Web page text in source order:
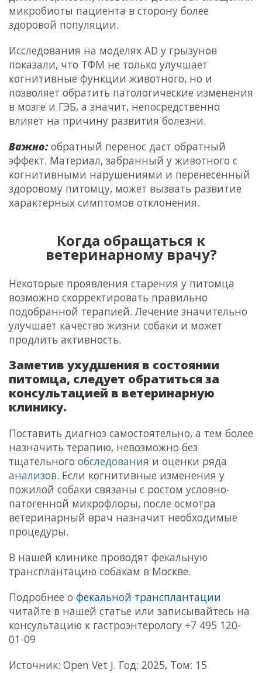
микробиоты пациента в сторону более
здоровой популяции.
Исследования на моделях AD у грызунов
показали, что ТФМ не только улучшает
когнитивные функции животного, но и
позволяет обратить патологические изменения
в мозге и ГЭБ, а значит, непосредственно
влияет на причину развития болезни.
Важно:обратный перенос даст обратный
эффект. Материал, забранный у животного с
когнитивными нарушениями и перенесенный
здоровому питомцу, может вызвать развитие
характерных симптомов отклонения.
Когда обращаться к
ветеринарному врачу?
Некоторые проявления старения у питомца
возможно скорректировать правильно
подобранной терапией. Лечение значительно
улучшает качество жизни собаки и может
продлить активность.
Заметив ухудшения в состоянии
питомца, следует обратиться за
консультацией в ветеринарную
клинику.
Поставить диагноз самостоятельно, а тем более
назначить терапию, невозможно без
тщательного обследования и оценки ряда
анализов. Если когнитивные изменения у
пожилой собаки связаны с ростом условно-
патогенной микрофлоры, после осмотра
ветеринарный врач назначит необходимые
процедуры.
В нашей клинике проводят фекальную
трансплантацию собакам в Москве.
Подробнее о фекальной трансплантации
читайте в нашей статье или записывайтесь на
консультацию к гастроэнтерологу +7 495 120-
01-09
Источник: Open Vet J. Год: 2025, Том: 15